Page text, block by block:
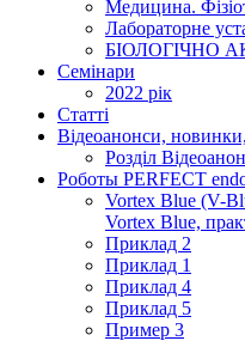
Медицина.
Лабораторне
БІОЛОГІЧНО
Семінари
2022 рік
Статті
Відеоанонси,
Розділ
Роботы PERFECT
Vortex Blue (V-
Vortex Blue,
Приклад 2
Приклад 1
Приклад 4
Приклад 5
Пример 3